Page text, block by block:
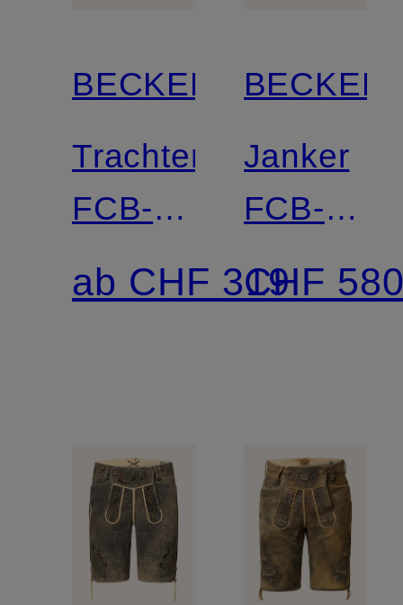
BECKERT
Trachtenweste
FCB-
CARMELO
Regular
ab CHF 319
Janker
FCB-
aus
CHF